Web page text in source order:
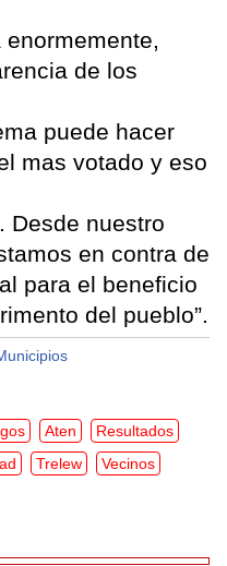
enormemente,
de los
puede hacer
mas votado y eso
Desde nuestro
en contra de
para el beneficio
del pueblo”.
Aten
Resultados
Trelew Vecinos